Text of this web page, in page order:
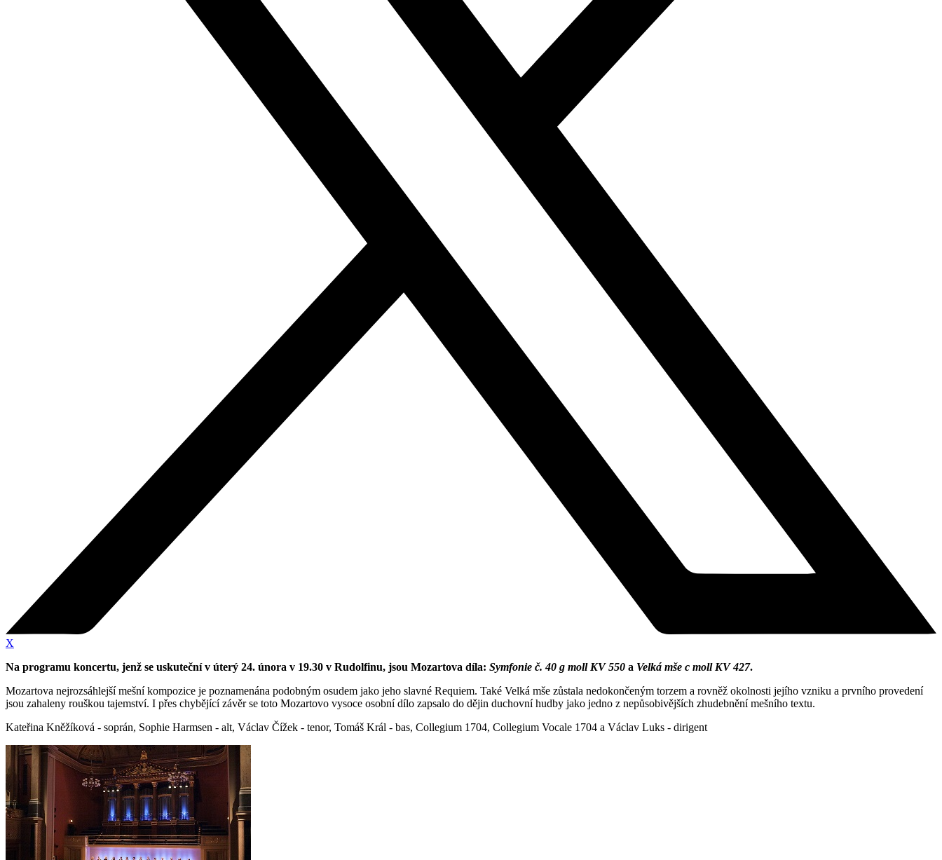
X
Na programu koncertu, jenž se uskuteční v úterý 24. února v 19.30 v Rudolfinu, jsou Mozartova díla: Symfonie č. 40 g moll KV 550 a Velká mše c moll KV 427.
Mozartova nejrozsáhlejší mešní kompozice je poznamenána podobným osudem jako jeho slavné Requiem. Také Velká mše zůstala nedokončeným torzem a rovněž okolnosti jejího vzniku a prvního provedení
jsou zahaleny rouškou tajemství. I přes chybějící závěr se toto Mozartovo vysoce osobní dílo zapsalo do dějin duchovní hudby jako jedno z nepůsobivějších zhudebnění mešního textu.
Kateřina Kněžíková - soprán, Sophie Harmsen - alt, Václav Čížek - tenor, Tomáš Král - bas, Collegium 1704, Collegium Vocale 1704 a Václav Luks - dirigent